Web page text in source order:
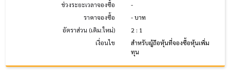
ช่วงระยะเวลาจองซื้อ
-
ราคาจองซื้อ
- บาท
อัตราส่วน (เดิม:ใหม่)
2 : 1
เงื่อนไข
สำหรับผู้ถือหุ้นที่จองซื้อหุ้นเพิ่ม
ทุน